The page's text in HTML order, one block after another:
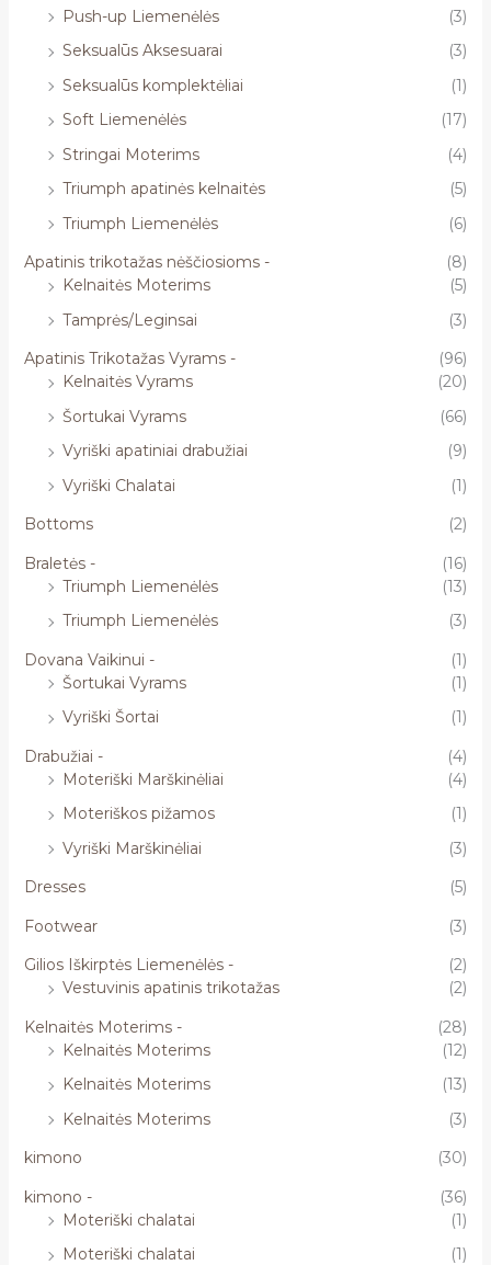
Push-up Liemenėlės
(3)
Seksualūs Aksesuarai
(3)
Seksualūs komplektėliai
(1)
Soft Liemenėlės
(17)
Stringai Moterims
(4)
Triumph apatinės kelnaitės
(5)
Triumph Liemenėlės
(6)
Apatinis trikotažas nėščiosioms -
(8)
Kelnaitės Moterims
(5)
Tamprės/Leginsai
(3)
Apatinis Trikotažas Vyrams -
(96)
Kelnaitės Vyrams
(20)
Šortukai Vyrams
(66)
Vyriški apatiniai drabužiai
(9)
Vyriški Chalatai
(1)
Bottoms
(2)
Braletės -
(16)
Triumph Liemenėlės
(13)
Triumph Liemenėlės
(3)
Dovana Vaikinui -
(1)
Šortukai Vyrams
(1)
Vyriški Šortai
(1)
Drabužiai -
(4)
Moteriški Marškinėliai
(4)
Moteriškos pižamos
(1)
Vyriški Marškinėliai
(3)
Dresses
(5)
Footwear
(3)
Gilios Iškirptės Liemenėlės -
(2)
Vestuvinis apatinis trikotažas
(2)
Kelnaitės Moterims -
(28)
Kelnaitės Moterims
(12)
Kelnaitės Moterims
(13)
Kelnaitės Moterims
(3)
kimono
(30)
kimono -
(36)
Moteriški chalatai
(1)
Moteriški chalatai
(1)